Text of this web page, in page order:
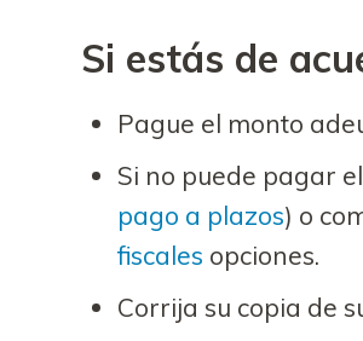
Si estás de
Pague el monto
Si no puede pagar
pago a plazos) o
fiscales opciones.
Corrija su copia de